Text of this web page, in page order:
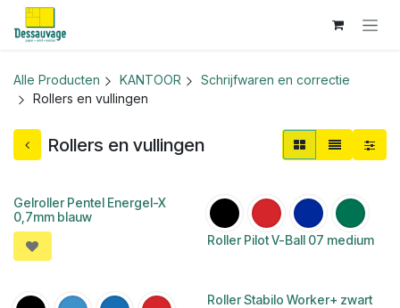
Overslaan naar inhoud
Alle Producten KANTOOR
Schrijfwaren en correctie
Rollers en vullingen
Rollers en vullingen
Gelroller Pentel Energel-X
0,7mm blauw
Roller Pilot V-Ball 07 medium
Roller Stabilo Worker+ zwart